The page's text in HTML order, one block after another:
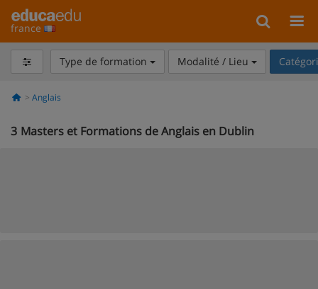
france
Type de formation Modalité / Lieu
Anglais
3 Masters et Formations de Anglais en Dublin